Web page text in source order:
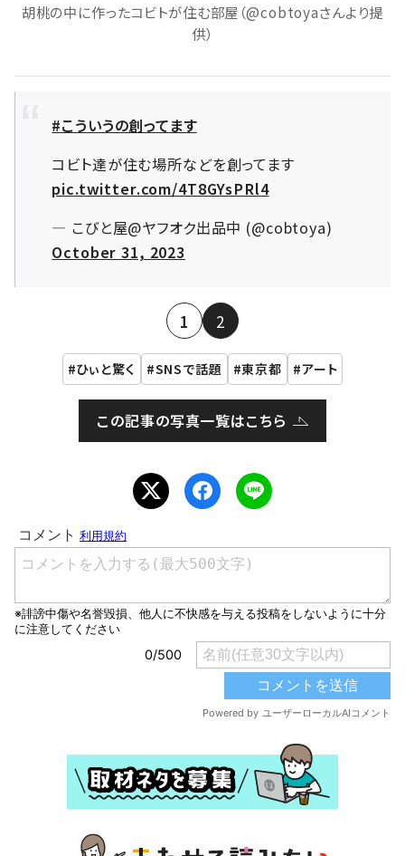
胡桃の中に作ったコビトが住む部屋（@cobtoyaさんより提
供）
#こういうの創ってます
コビト達が住む場所などを創ってます
pic.twitter.com/4T8GYsPRl4
— こびと屋@ヤフオク出品中 (@cobtoya)
October 31, 2023
1 2
ひぃと驚く SNSで話題 東京都 アート
この記事の写真一覧はこちら